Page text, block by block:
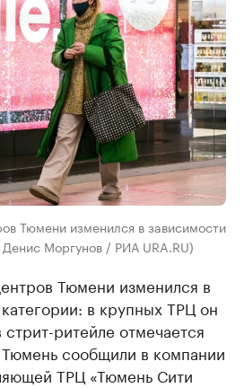
Тюмени изменился в зависимости
Моргунов / РИА URA.RU)
Тюмени изменился в
в крупных ТРЦ он
ритейле отмечается
сообщили в компании
ТРЦ «Тюмень Сити